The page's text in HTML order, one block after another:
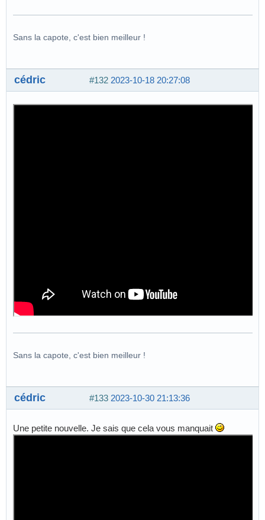
Sans la capote, c'est bien meilleur !
#132 2023-10-18 20:27:08
cédric
Sans la capote, c'est bien meilleur !
#133 2023-10-30 21:13:36
cédric
Une petite nouvelle. Je sais que cela vous manquait